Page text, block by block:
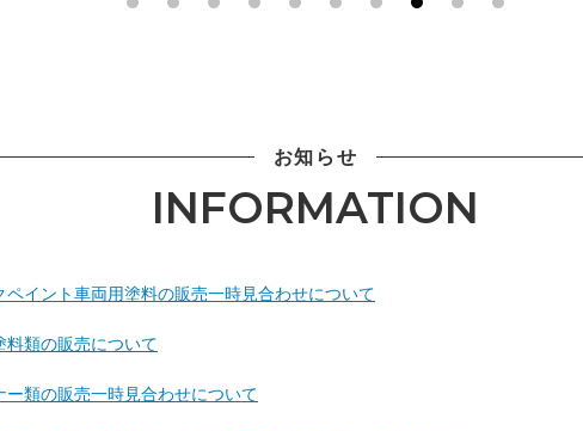
お知らせ
INFORMATION
ペイント車両用塗料の販売一時見合わせについて
料類の販売について
ー類の販売一時見合わせについて